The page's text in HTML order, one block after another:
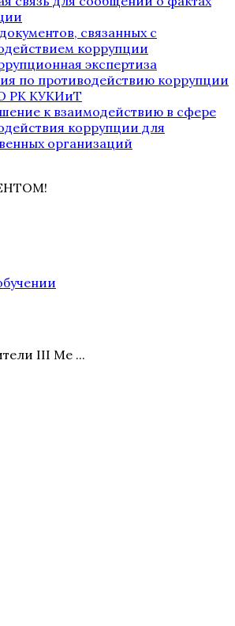
связанных с
коррупции
экспертиза
по противодействию коррупции
РК КУКИиТ
к взаимодействию в сфере
коррупции для
организаций
III Ме ...